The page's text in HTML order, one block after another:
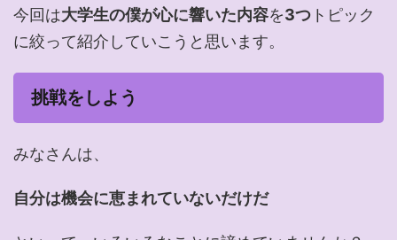
今回は大学生の僕が心に響いた内容を3つ トピック
に絞って紹介していこうと思います。
挑戦をしよう
みなさんは、
自分は機会に恵まれていないだけだ